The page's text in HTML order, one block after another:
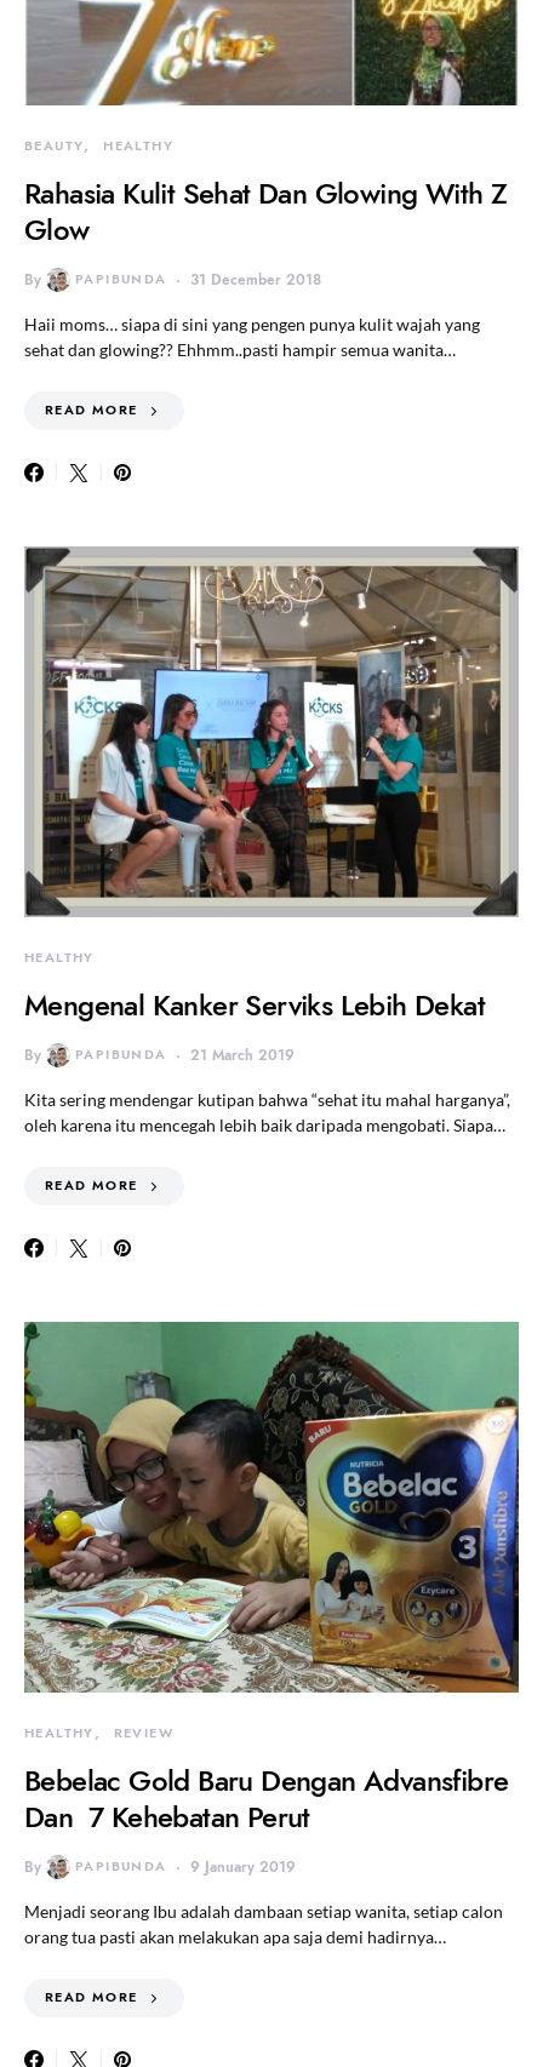
BEAUTY HEALTHY
Rahasia Kulit Sehat Dan Glowing With Z
Glow
By PAPIBUNDA 31 December 2018
Haii moms… siapa di sini yang pengen punya kulit wajah yang
sehat dan glowing?? Ehhmm..pasti hampir semua wanita…
READ MORE
HEALTHY
Mengenal Kanker Serviks Lebih Dekat
By PAPIBUNDA 21 March 2019
Kita sering mendengar kutipan bahwa “sehat itu mahal harganya”,
oleh karena itu mencegah lebih baik daripada mengobati. Siapa…
READ MORE
HEALTHY REVIEW
Bebelac Gold Baru Dengan Advansfibre
Dan 7 Kehebatan Perut
By PAPIBUNDA 9 January 2019
Menjadi seorang Ibu adalah dambaan setiap wanita, setiap calon
orang tua pasti akan melakukan apa saja demi hadirnya…
READ MORE